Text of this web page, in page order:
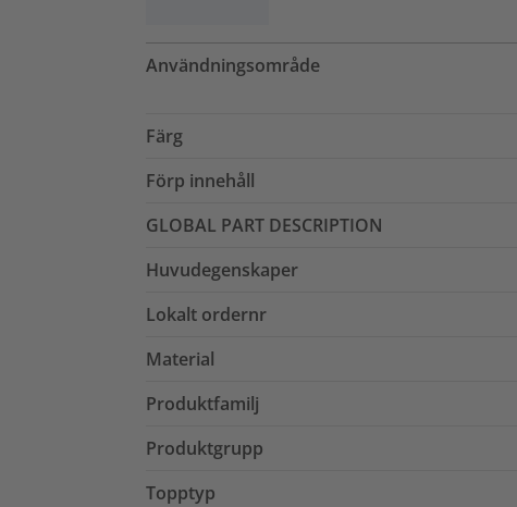
Användningsområde
Färg
Förp innehåll
GLOBAL PART DESCRIPTION
Huvudegenskaper
Lokalt ordernr
Material
Produktfamilj
Produktgrupp
Topptyp